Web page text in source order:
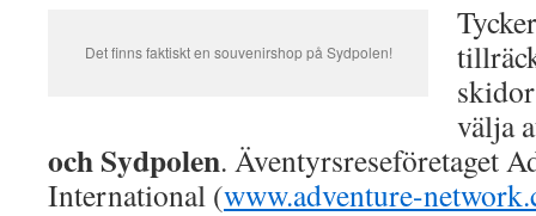
Det finns faktiskt en souvenirshop på Sydpolen!
välja
och Sydpolen. Äventyrsreseföretaget
International (www.adventure-